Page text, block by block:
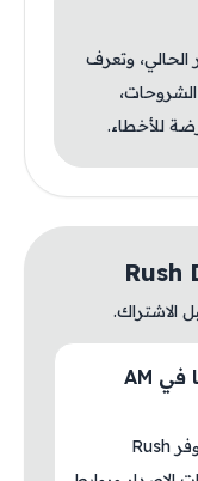
الحالي، وتعرف
للأخطاء.
الاشتراك.
هل Rush Defense متوفر حاليًا في AM
نعم، هذه الصفحة مخصصة لعرض توفر Rush